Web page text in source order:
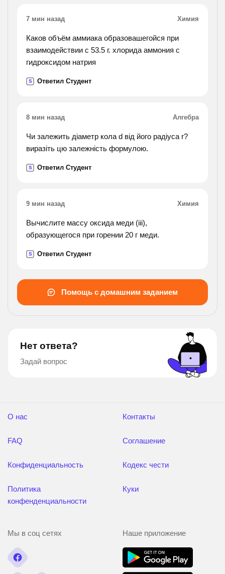
7 мин назад Химия
Каков объём аммиака образовашегойся при
взаимодействии с 53.5 г. хлорида аммония с
гидроксидом натрия
S Ответил Студент
8 мин назад Алгебра
Чи залежить діаметр кола d від його радіуса r?
виразіть цю залежність формулою.
S Ответил Студент
9 мин назад Химия
Вычислите массу оксида меди (iii),
образующегося при горении 20 г меди.
S Ответил Студент
Помощь с домашним заданием
Нет ответа?
Задай вопрос
О нас
FAQ
Конфиденциальность
Политика
конфенденциальности
Контакты
Соглашение
Кодекс чести
Куки
Мы в соц сетях Наше приложение